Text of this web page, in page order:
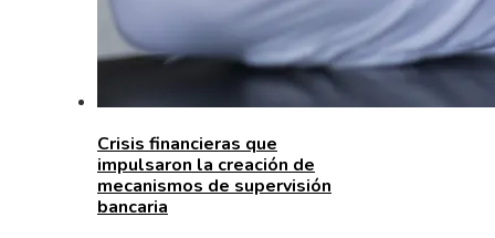
Crisis financieras que
impulsaron la creación de
mecanismos de supervisión
bancaria